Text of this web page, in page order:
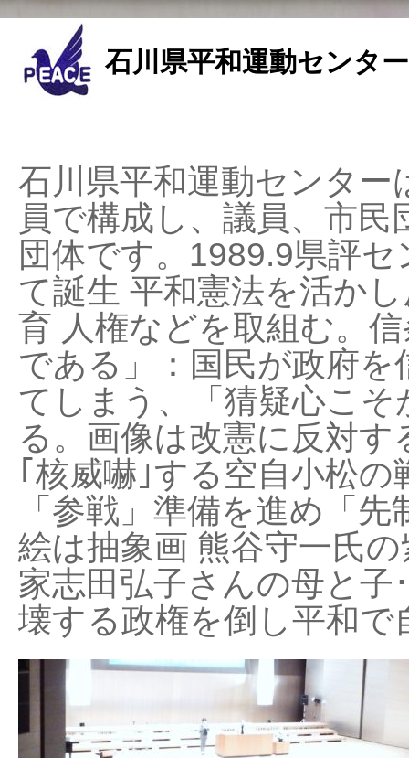
石川県平和運動センタ
石川県平和運動センタ
員で構成し、議員、市
団体です。1989.9県評
て誕生 平和憲法を活か
育 人権などを取組む。
である」：国民が政府
てしまう、「猜疑心こ
る。画像は改憲に反対
｢核威嚇｣する空自小松
「参戦」準備を進め「
絵は抽象画 熊谷守一氏
家志田弘子さんの母と子
壊する政権を倒し平和